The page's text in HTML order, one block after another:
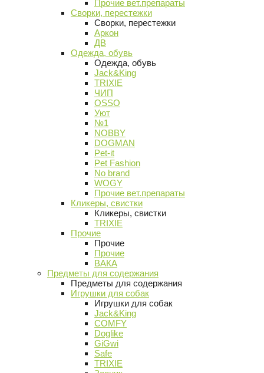
Прочие вет.препараты
Сворки, перестежки
Сворки, перестежки
Аркон
ДВ
Одежда, обувь
Одежда, обувь
Jack&King
TRIXIE
ЧИП
OSSO
Уют
№1
NOBBY
DOGMAN
Pet-it
Pet Fashion
No brand
WOGY
Прочие вет.препараты
Кликеры, свистки
Кликеры, свистки
TRIXIE
Прочие
Прочие
Прочие
ВАКА
Предметы для содержания
Предметы для содержания
Игрушки для собак
Игрушки для собак
Jack&King
COMFY
Doglike
GiGwi
Safe
TRIXIE